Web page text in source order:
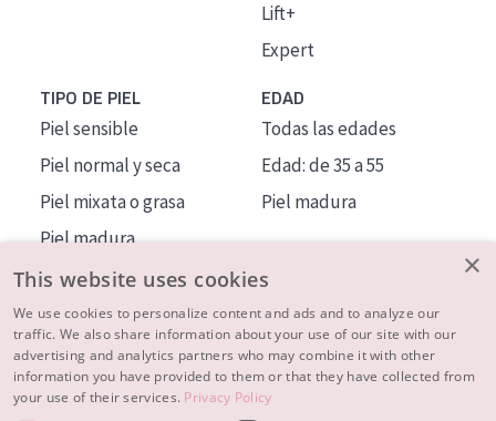
Lift+
Expert
TIPO DE PIEL
Piel sensible
Piel normal y seca
Piel mixata o grasa
Piel madura
Piel expuesta al sol
Piel menopáusica
EDAD
Todas las edades
Edad: de 35 a 55
Piel madura
MÁS SOBRE NOSOTROS
INSPIRACIÓN
×
This website uses cookies
We use cookies to personalize content and ads and to analyze our
traffic. We also share information about your use of our site with our
advertising and analytics partners who may combine it with other
information you have provided to them or that they have collected from
your use of their services. Privacy Policy